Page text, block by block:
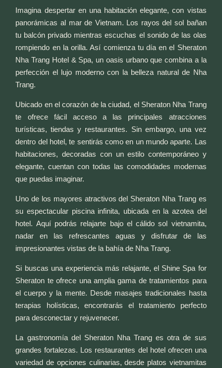
Imagina despertar en una habitación elegante, con vistas
panorámicas al mar de Vietnam. Los rayos del sol bañan
tu balcón privado mientras escuchas el sonido de las olas
rompiendo en la orilla. Así comienza tu día en el Sheraton
Nha Trang Hotel & Spa, un oasis urbano que combina a la
perfección el lujo moderno con la belleza natural de Nha
Trang.
Ubicado en el corazón de la ciudad, el Sheraton Nha Trang
te ofrece fácil acceso a las principales atracciones
turísticas, tiendas y restaurantes. Sin embargo, una vez
dentro del hotel, te sentirás como en un mundo aparte. Las
habitaciones, decoradas con un estilo contemporáneo y
elegante, cuentan con todas las comodidades modernas
que puedas imaginar.
Uno de los mayores atractivos del Sheraton Nha Trang es
su espectacular piscina infinita, ubicada en la azotea del
hotel. Aquí podrás relajarte bajo el cálido sol vietnamita,
nadar en las refrescantes aguas y disfrutar de las
impresionantes vistas de la bahía de Nha Trang.
Si buscas una experiencia más relajante, el Shine Spa for
Sheraton te ofrece una amplia gama de tratamientos para
el cuerpo y la mente. Desde masajes tradicionales hasta
terapias holísticas, encontrarás el tratamiento perfecto
para desconectar y rejuvenecer.
La gastronomía del Sheraton Nha Trang es otra de sus
grandes fortalezas. Los restaurantes del hotel ofrecen una
variedad de opciones culinarias, desde platos vietnamitas